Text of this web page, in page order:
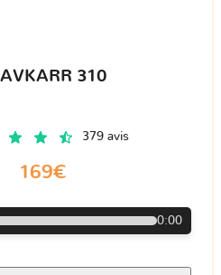
310
379 avis
169€
0:00